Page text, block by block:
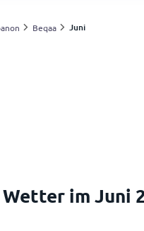
Beqaa Juni
Wetter im Juni